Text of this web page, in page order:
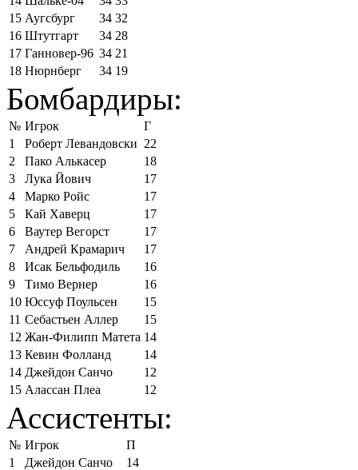
15 Аугсбург 34 32
16 Штутгарт 34 28
17 Ганновер-96 34 21
18 Нюрнберг 34 19
Бомбардиры:
№ Игрок
Г
1
Роберт Левандовски 22
2
Пако Алькасер
18
3
Лука Йович
17
4
Марко Ройс
17
5
Кай Хаверц
17
6
Ваутер Вегорст
17
7
Андрей Крамарич
17
8
Исак Бельфодиль
16
9
Тимо Вернер
16
10 Юссуф Поульсен
15
11 Себастьен Аллер
15
12 Жан-Филипп Матета 14
13 Кевин Фолланд
14
14 Джейдон Санчо
12
15 Алассан Плеа 12
Ассистенты:
№ Игрок
П
1
Джейдон Санчо
14